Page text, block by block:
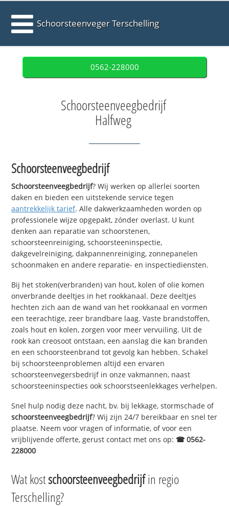
Schoorsteenveger Terschelling
0562-228000
Schoorsteenveegbedrijf
Halfweg
Schoorsteenveegbedrijf
Schoorsteenveegbedrijf? Wij werken op allerlei soorten
daken en bieden een uitstekende service tegen
aantrekkelijk tarief. Alle dakwerkzaamheden worden op
professionele wijze opgepakt, zónder overlast. U kunt
denken aan reparatie van schoorstenen,
schoorsteenreiniging, schoorsteeninspectie,
dakgevelreiniging, dakpannenreiniging, zonnepanelen
schoonmaken en andere reparatie- en inspectiediensten.
Bij het stoken(verbranden) van hout, kolen of olie komen
onverbrande deeltjes in het rookkanaal. Deze deeltjes
hechten zich aan de wand van het rookkanaal en vormen
een teerachtige, zeer brandbare laag. Vaste brandstoffen,
zoals hout en kolen, zorgen voor meer vervuiling. Uit de
rook kan creosoot ontstaan, een aanslag die kan branden
en een schoorsteenbrand tot gevolg kan hebben. Schakel
bij schoorsteenproblemen altijd een ervaren
schoorsteenvegersbedrijf in onze vakmannen, naast
schoorsteeninspecties ook schoorstseenlekkages verhelpen.
Snel hulp nodig deze nacht, bv. bij lekkage, stormschade of
schoorsteenveegbedrijf? Wij zijn 24/7 bereikbaar en snel ter
plaatse. Neem voor vragen of informatie, of voor een
vrijblijvende offerte, gerust contact met ons op: ☎ 0562-
228000
Wat kostschoorsteenveegbedrijfin regio
Terschelling?